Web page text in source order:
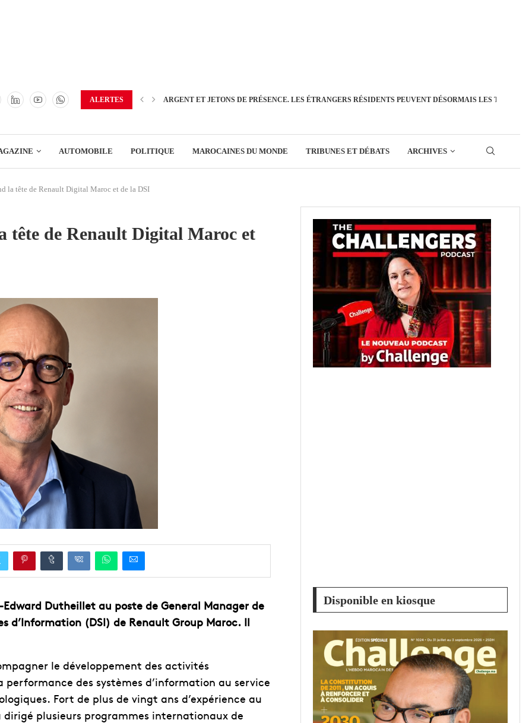
ENSEIGNEMENT
ALERTES ARGENT ET JETONS DE PRÉSENCE. LES ÉTRANGERS RÉSIDENTS PEUVENT DÉSORMAIS LES
IMMOBILIER
AUTOMOBILE POLITIQUE MAROCAINES DU MONDE TRIBUNES ET DÉBATS ARCHIVES
la tête de Renault Digital Maroc et de la DSI
de Renault Digital Maroc et
Dutheillet au poste de General Manager de
d’Information (DSI) de Renault Group Maroc. Il
le développement des activités
des systèmes d’information au service
Fort de plus de vingt ans d’expérience au
plusieurs programmes internationaux de
Disponible en kiosque